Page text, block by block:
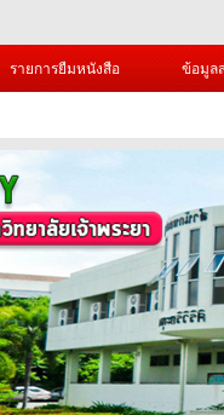
รายการยืมหนังสือ ข้อมูล